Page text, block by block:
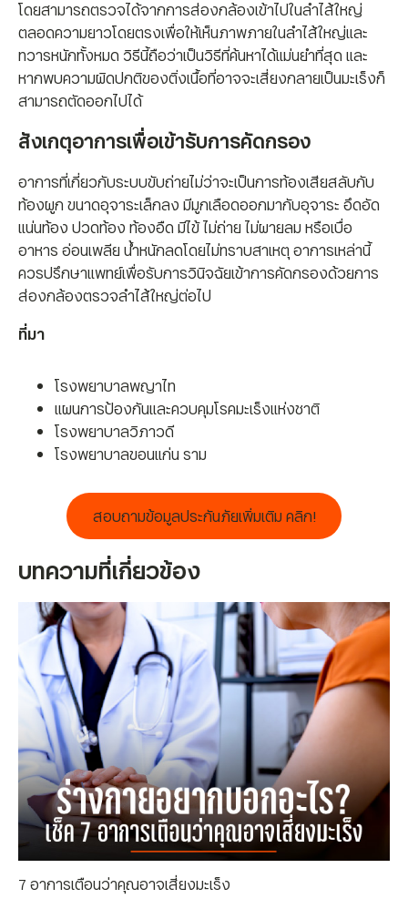
โดยสามารถตรวจได้จากการส่องกล้องเข้าไปในลำไส้ใหญ่
ตลอดความยาวโดยตรงเพื่อให้เห็นภาพภายในลำไส้ใหญ่และ
ทวารหนักทั้งหมด วิธีนี้ถือว่าเป็นวิธีที่ค้นหาได้แม่นยำที่สุด และ
หากพบความผิดปกติของติ่งเนื้อที่อาจจะเสี่ยงกลายเป็นมะเร็งก็
สามารถตัดออกไปได้
สังเกตุอาการเพื่อเข้ารับการคัดกรอง
อาการที่เกี่ยวกับระบบขับถ่ายไม่ว่าจะเป็นการท้องเสียสลับกับ
ท้องผูก ขนาดอุจาระเล็กลง มีมูกเลือดออกมากับอุจาระ อึดอัด
แน่นท้อง ปวดท้อง ท้องอืด มีไข้ ไม่ถ่าย ไม่ผายลม หรือเบื่อ
อาหาร อ่อนเพลีย น้ำหนักลดโดยไม่ทราบสาเหตุ อาการเหล่านี้
ควรปรึกษาแพทย์เพื่อรับการวินิจฉัยเข้าการคัดกรองด้วยการ
ส่องกล้องตรวจลำไส้ใหญ่ต่อไป
ที่มา
โรงพยาบาลพญาไท
แผนการป้องกันและควบคุมโรคมะเร็งแห่งชาติ
โรงพยาบาลวิภาวดี
โรงพยาบาลขอนแก่น ราม
สอบถามข้อมูลประกันภัยเพิ่มเติม คลิก!
บทความที่เกี่ยวข้อง
7 อาการเตือนว่าคุณอาจเสี่ยงมะเร็ง